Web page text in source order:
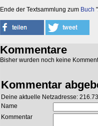
Ende der Textsammlung zum Buch
Kommentare
Bisher wurden noch keine
Kommentar
Deine aktuelle Netzadresse:
Name
Kommentar